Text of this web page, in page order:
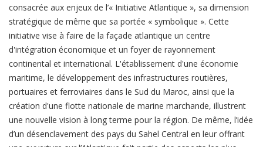
consacrée aux enjeux de l’« Initiative Atlantique », sa dimension
stratégique de même que sa portée « symbolique ». Cette
initiative vise à faire de la façade atlantique un centre
d'intégration économique et un foyer de rayonnement
continental et international. L'établissement d'une économie
maritime, le développement des infrastructures routières,
portuaires et ferroviaires dans le Sud du Maroc, ainsi que la
création d'une flotte nationale de marine marchande, illustrent
une nouvelle vision à long terme pour la région. De même, l’idée
d’un désenclavement des pays du Sahel Central en leur offrant